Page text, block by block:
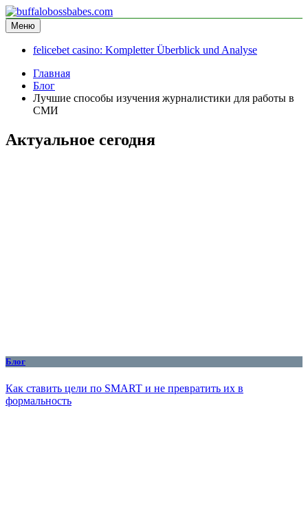
Перейти
к
содержимому
buffalobossbabes.com
информационный сайт
Меню
felicebet casino: Kompletter Überblick und Analyse
Главная
Блог
Лучшие способы изучения журналистики для работы в
СМИ
Актуальное сегодня
Блог
Как ставить цели по SMART и не превратить их в
формальность